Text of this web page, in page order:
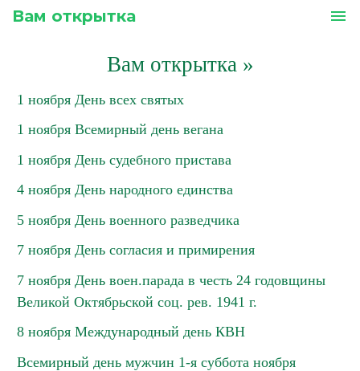
Вам открытка menu
Вам открытка»
1 ноября День всех святых
1 ноября Всемирный день вегана
1 ноября День судебного пристава
4 ноября День народного единства
5 ноября День военного разведчика
7 ноября День согласия и примирения
7 ноября День воен.парада в честь 24 годовщины
Великой Октябрьской соц. рев. 1941 г.
8 ноября Международный день КВН
Всемирный день мужчин 1-я суббота ноября